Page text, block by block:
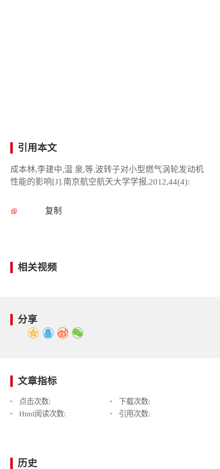
引用本文
成本林,李建中,温 泉,等.波转子对小型燃气涡轮发动机
性能的影响[J].南京航空航天大学学报,2012,44(4):
复制
相关视频
分享
文章指标
点击次数:
下载次数:
Html阅读次数:
引用次数:
历史